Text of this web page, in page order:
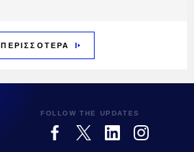
ΠΕΡΙΣΣΟΤΕΡΑ
FOLLOW THE UPDATES